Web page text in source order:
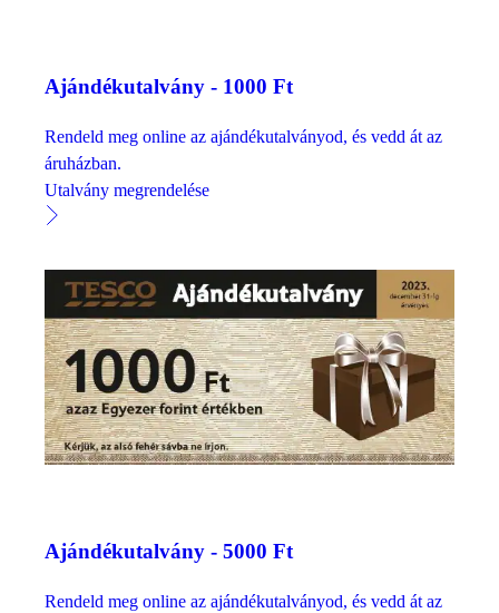
Ajándékutalvány - 1000 Ft
Rendeld meg online az ajándékutalványod, és vedd át az
áruházban.
Utalvány megrendelése
Ajándékutalvány - 5000 Ft
Rendeld meg online az ajándékutalványod, és vedd át az